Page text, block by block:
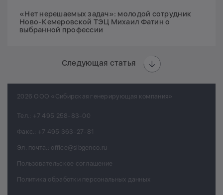
«Нет нерешаемых задач»: молодой сотрудник
Ново-Кемеровской ТЭЦ Михаил Фатин о
выбранной профессии
Следующая статья
2026 ООО «Сибирская генерирующая компания»
Тел.: +7 495 258-83-00
Факс.: +7 495 363-27-81
Эл. почта.: office@sibgenco.ru
Пользовательское соглашение
Политика обработки персональных данных